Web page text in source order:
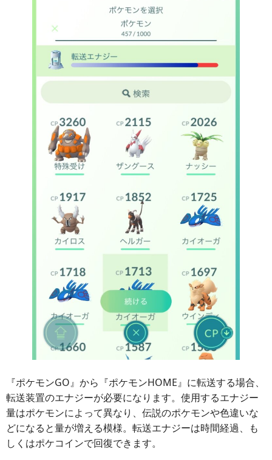
『ポケモンGO』から『ポケモンHOME』に転送する場合、
転送装置のエナジーが必要になります。使用するエナジー
量はポケモンによって異なり、伝説のポケモンや色違いな
どになると量が増える模様。転送エナジーは時間経過、も
しくはポケコインで回復できます。